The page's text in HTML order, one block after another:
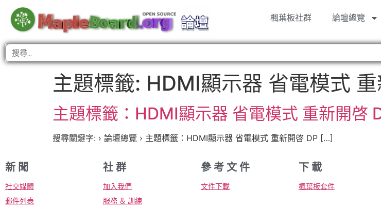
楓葉板社群 論壇總覽
主題標籤: HDMI顯示器 省電模式
主題標籤：HDMI顯示器 省電模式 重新開啓
搜尋關鍵字: › 論壇總覽 › 主題標籤：HDMI顯示器 省電模式 重新開啓 DP […]
新 聞
社交媒體
郵件列表
社 群
加入我們
服務 ＆ 訓練
參 考 文 件
文件下載
下 載
楓葉板套件